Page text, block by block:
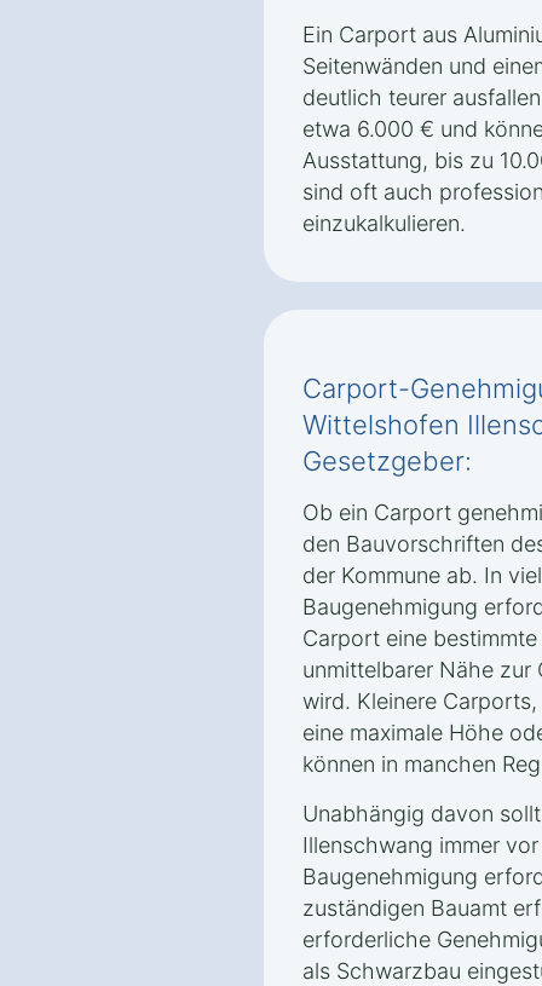
Ein Carport aus
Seitenwänden und
deutlich teurer
etwa 6.000 € und
Ausstattung, bis zu
sind oft auch
einzukalkulieren.
Carport-
Wittelshofen
Gesetzgeber:
Ob ein Carport
den Bauvorschriften
der Kommune ab. In
Baugenehmigung
Carport eine
unmittelbarer Nähe zur
wird. Kleinere
eine maximale Höhe
können in manchen
Unabhängig davon
Illenschwang immer
Baugenehmigung
zuständigen Bauamt
erforderliche
als Schwarzbau